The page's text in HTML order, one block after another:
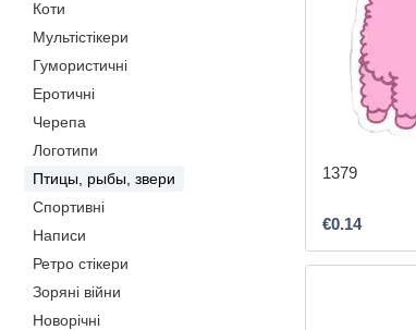
1379
€0.14
Коти
Мультістікери
Гумористичні
Еротичні
Черепа
Логотипи
Птицы, рыбы, звери
Спортивні
Написи
Ретро стікери
Зоряні війни
Новорічні